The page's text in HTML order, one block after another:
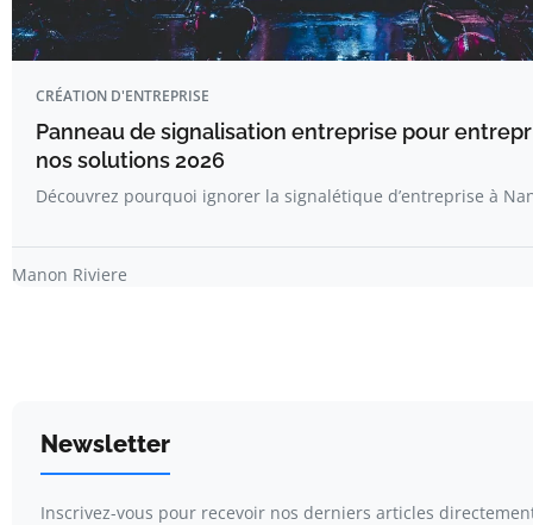
CRÉATION D'ENTREPRISE
Panneau de signalisation entreprise pour
nos solutions 2026
Découvrez pourquoi ignorer la signalétique d’entreprise à
Manon Riviere
Newsletter
Inscrivez-vous pour recevoir nos derniers articles